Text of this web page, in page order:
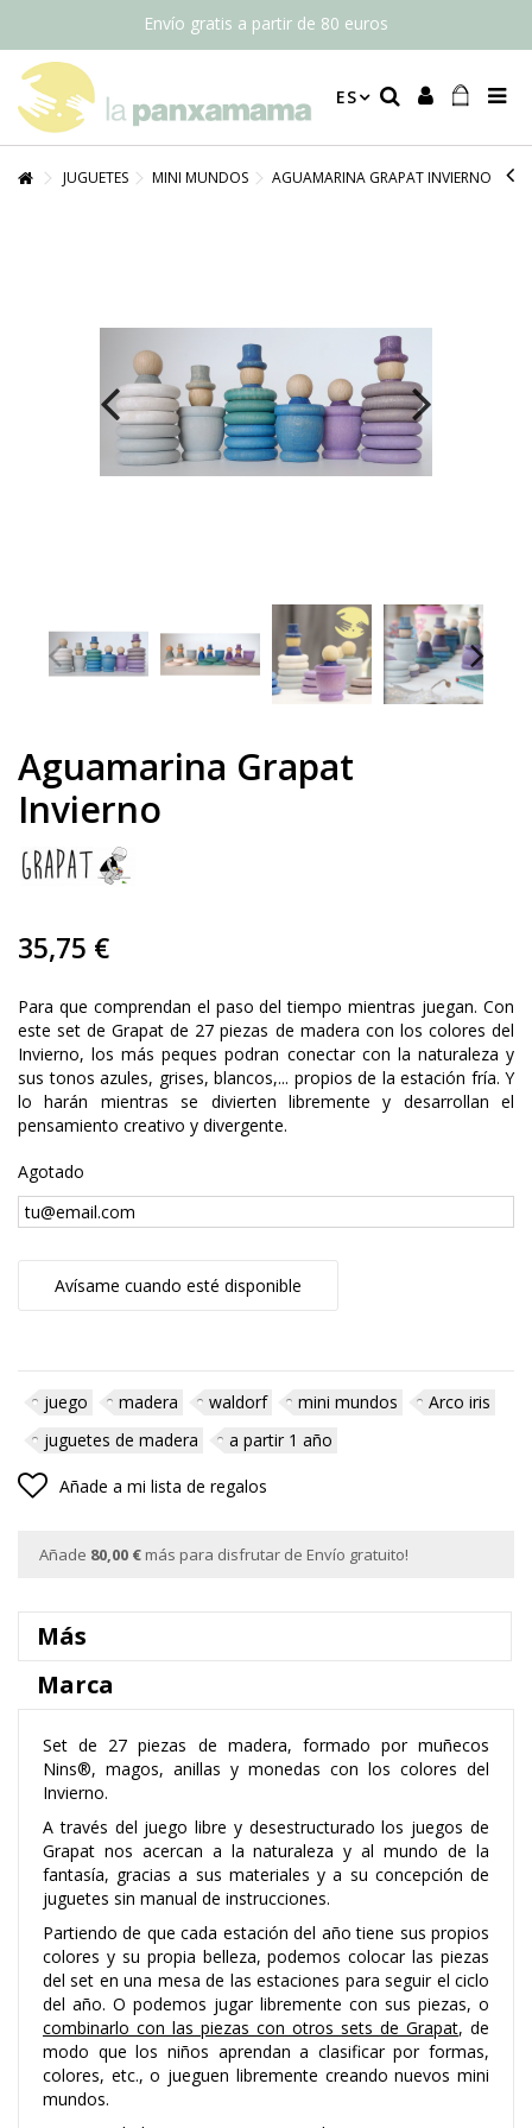
Envío gratis a partir de 80 euros
ES
JUGUETES MINI MUNDOS AGUAMARINA GRAPAT INVIERNO
Aguamarina Grapat
Invierno
35,75 €
Para que comprendan el paso del tiempo mientras juegan. Con
este set de Grapat de 27 piezas de madera con los colores del
Invierno, los más peques podran conectar con la naturaleza y
sus tonos azules, grises, blancos,... propios de la estación fría. Y
lo harán mientras se divierten libremente y desarrollan el
pensamiento creativo y divergente.
Agotado
Avísame cuando esté disponible
juego madera waldorf mini mundos
Arco iris
juguetes de madera
a partir 1 año
Añade a mi lista de regalos
Añade 80,00 € más para disfrutar de Envío gratuito!
Más
Marca
Set de 27 piezas de madera, formado por muñecos
Nins®, magos, anillas y monedas con los colores del
Invierno.
A través del juego libre y desestructurado los juegos de
Grapat nos acercan a la naturaleza y al mundo de la
fantasía, gracias a sus materiales y a su concepción de
juguetes sin manual de instrucciones.
Partiendo de que cada estación del año tiene sus propios
colores y su propia belleza, podemos colocar las piezas
del set en una mesa de las estaciones para seguir el ciclo
del año. O podemos jugar libremente con sus piezas, o
combinarlo con las piezas con otros sets de Grapat, de
modo que los niños aprendan a clasificar por formas,
colores, etc., o jueguen libremente creando nuevos mini
mundos.